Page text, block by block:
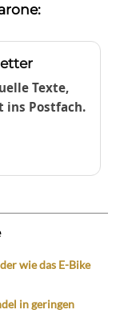
Texte,
ins Postfach.
wie das E-Bike
in geringen